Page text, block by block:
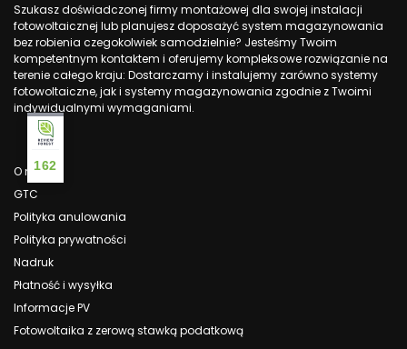
Szukasz doświadczonej firmy montażowej dla swojej instalacji
fotowoltaicznej lub planujesz doposażyć system magazynowania
bez robienia czegokolwiek samodzielnie? Jesteśmy Twoim
kompetentnym kontaktem i oferujemy kompleksowe rozwiązanie na
terenie całego kraju: Dostarczamy i instalujemy zarówno systemy
fotowoltaiczne, jak i systemy magazynowania zgodnie z Twoimi
indywidualnymi wymaganiami.
O nas
GTC
Polityka anulowania
Polityka prywatności
Nadruk
Płatność i wysyłka
Informacje PV
Fotowoltaika z zerową stawką podatkową
162